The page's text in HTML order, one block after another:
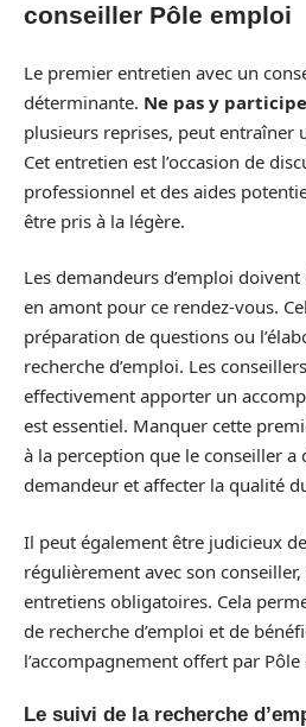
conseiller Pôle emploi
Le premier entretien avec un
déterminante. Ne pas y
plusieurs reprises, peut entraîner
Cet entretien est l’occasion de
professionnel et des aides
être pris à la légère.
Les demandeurs d’emploi
en amont pour ce rendez-vous.
préparation de questions ou
recherche d’emploi. Les
effectivement apporter un
est essentiel. Manquer cette
à la perception que le conseiller
demandeur et affecter la qualité
Il peut également être judicieux
régulièrement avec son
entretiens obligatoires. Cela
de recherche d’emploi et de
l’accompagnement offert par
Le suivi de la recherche